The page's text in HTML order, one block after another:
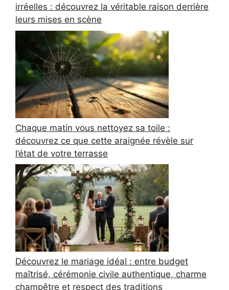
irréelles : découvrez la véritable raison derrière
leurs mises en scène
Chaque matin vous nettoyez sa toile :
découvrez ce que cette araignée révèle sur
l’état de votre terrasse
Découvrez le mariage idéal : entre budget
maîtrisé, cérémonie civile authentique, charme
champêtre et respect des traditions